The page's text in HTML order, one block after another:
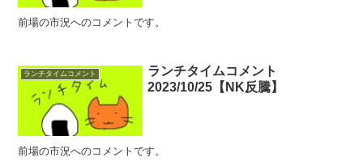
前場の市況へのコメントです。
ランチタイムコメント
ランチタイムコメント
2023/10/25【NK反騰】
前場の市況へのコメントです。